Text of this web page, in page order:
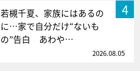
4
若槻千夏、家族にはあるの
に…家で自分だけ“ないも
の”告白 あわや…
2026.08.05